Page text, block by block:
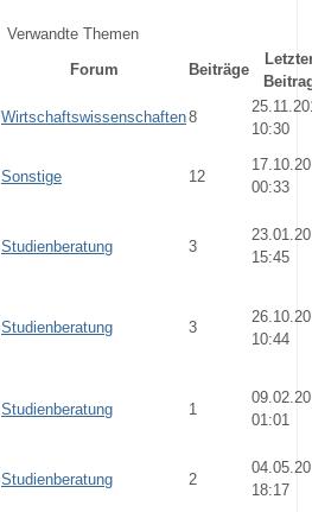
Verwandte Themen
Forum Beiträge
Wirtschaftswissenschaften8
10:30
Sonstige 12
00:33
Studienberatung 3
15:45
Studienberatung 3
10:44
Studienberatung 1
01:01
Studienberatung 2
18:17